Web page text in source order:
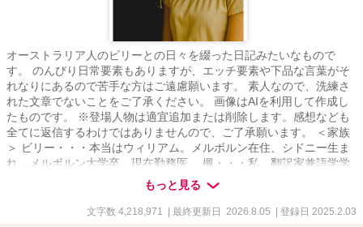
オーストラリア人のビリーとの日々を綴った日記みたいなもので
す。 のんびり日常要素もありますが、エッチ要素や下品な言葉がそ
れなりにあるので苦手な方はご遠慮願います。 素人なので、洗練さ
れた文章でないことをご了承ください。 画像はAIを利用して作成し
たものです。 ※登場人物は適宜追加または削除します。感想なども
全てに返信するわけではありませんので、ご了承願います。 ＜家族
＞ ビリー・・・本当はウィリアム。メルボルン在住、シドニー生ま
れ。メルボルン大学卒、現在勤務医。 楓・・・私。翻訳家兼語学学
校の事務員。ビリーの家族とか知り合いは「カエ」って呼ぶ。 グウ
ェン・・・ビリーのお母さん。ブティック経営者。 メーガン・・・
ビリーの妹。教師。サーフィン大好き。ブリスベン在住。 ノエ
もっと見る
文字数 4,218,971 | 最終更新日 2026.8.05 | 登録日 2025.2.03